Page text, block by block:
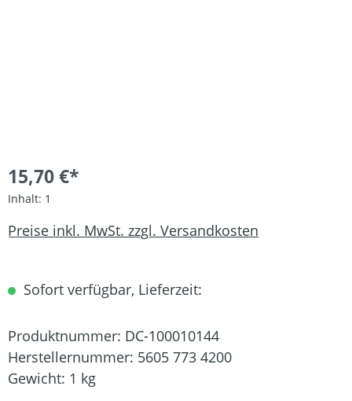
15,70 €*
Inhalt: 1
Preise inkl. MwSt. zzgl. Versandkosten
Sofort verfügbar, Lieferzeit:
Produktnummer: DC-100010144
Herstellernummer: 5605 773 4200
Gewicht: 1 kg